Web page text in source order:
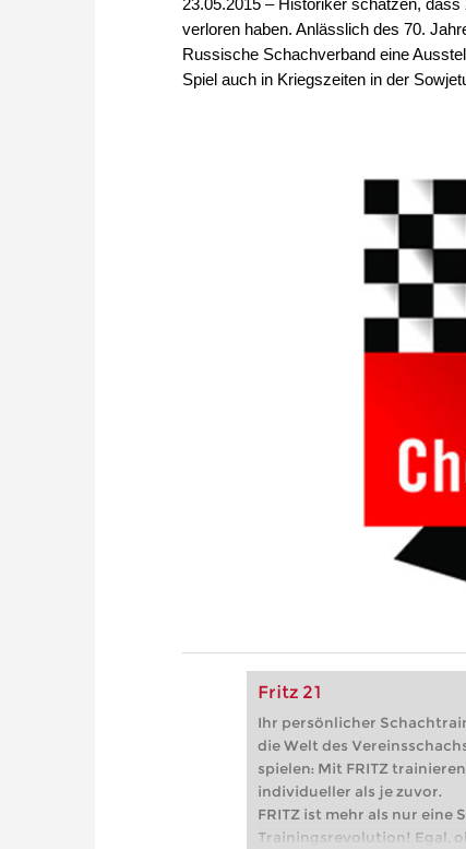
verloren haben. Anlässlich des 70.
Russische Schachverband eine
Spiel auch in Kriegszeiten in der
Fritz 21
Ihr persönlicher
die Welt des
spielen: Mit FRITZ
individueller als je zuvor.
FRITZ ist mehr als nur eine
Trainingsrevolution! Egal,